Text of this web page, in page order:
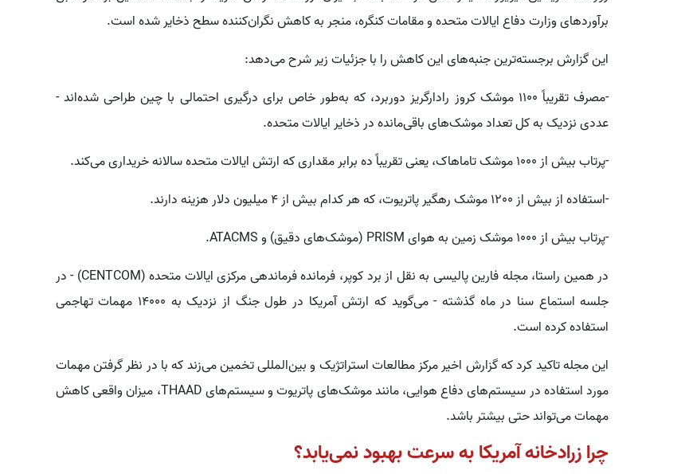
برآوردهای وزارت دفاع ایالات متحده و مقامات کنگره، منجر به کاهش نگران‌کننده سطح ذخایر شده است.
این گزارش برجسته‌ترین جنبه‌های این کاهش را با جزئیات زیر شرح می‌دهد:
-مصرف تقریباً 1100 موشک کروز رادارگریز دوربرد، که به‌طور خاص برای درگیری احتمالی با چین طراحی شده‌اند -
عددی نزدیک به کل تعداد موشک‌های باقی‌مانده در ذخایر ایالات متحده.
-پرتاب بیش از 1000 موشک تاماهاک، یعنی تقریباً ده برابر مقداری که ارتش ایالات متحده سالانه خریداری می‌کند.
-استفاده از بیش از 1200 موشک رهگیر پاتریوت، که هر کدام بیش از 4 میلیون دلار هزینه دارند.
-پرتاب بیش از 1000 موشک زمین به هوای PRISM (موشک‌های دقیق) و ATACMS.
در همین راستا، مجله فارین پالیسی به نقل از برد کوپر، فرمانده فرماندهی مرکزی ایالات متحده (CENTCOM) - در
جلسه استماع سنا در ماه گذشته - می‌گوید که ارتش آمریکا در طول جنگ از نزدیک به 14000 مهمات تهاجمی
استفاده کرده است.
این مجله تاکید کرد که گزارش اخیر مرکز مطالعات استراتژیک و بین‌المللی تخمین می‌زند که با در نظر گرفتن مهمات
مورد استفاده در سیستم‌های دفاع هوایی، مانند موشک‌های پاتریوت و سیستم‌های THAAD، میزان واقعی کاهش
مهمات می‌تواند حتی بیشتر باشد.
چرا زرادخانه آمریکا به سرعت بهبود نمی‌یابد؟